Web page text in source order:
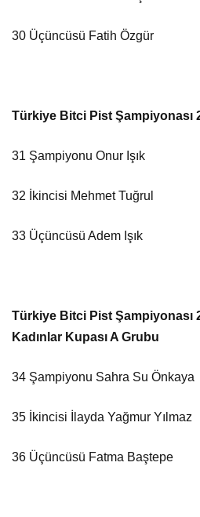
30 Üçüncüsü Fatih Özgür
Türkiye Bitci Pist Şampiyonası
31 Şampiyonu Onur Işık
32 İkincisi Mehmet Tuğrul
33 Üçüncüsü Adem Işık
Türkiye Bitci Pist Şampiyonası
Kadınlar Kupası A Grubu
34 Şampiyonu Sahra Su Önkaya
35 İkincisi İlayda Yağmur Yılmaz
36 Üçüncüsü Fatma Baştepe